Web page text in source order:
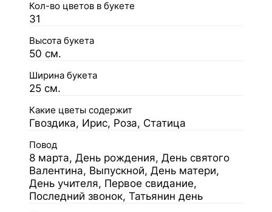
Кол-во цветов в букете
31
Высота букета
50 см.
Ширина букета
25 см.
Какие цветы содержит
Гвоздика, Ирис, Роза, Статица
Повод
8 марта, День рождения, День святого
Валентина, Выпускной, День матери,
День учителя, Первое свидание,
Последний звонок, Татьянин день